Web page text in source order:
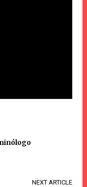
NEXT ARTICLE